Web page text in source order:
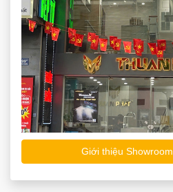
Giới thiệu Showroom